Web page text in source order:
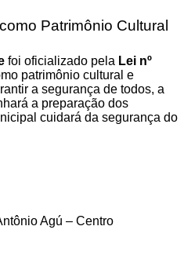
Patrimônio Cultural
foi oficializado pela Lei nº
patrimônio cultural e
a segurança de todos, a
a preparação dos
cuidará da segurança do
Agú – Centro